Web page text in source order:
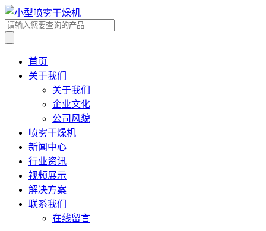
首页
关于我们
关于我们
企业文化
公司风貌
喷雾干燥机
新闻中心
行业资讯
视频展示
解决方案
联系我们
在线留言